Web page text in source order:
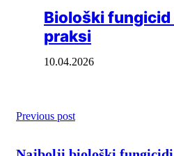
Biološki fungicid
praksi
10.04.2026
Previous post